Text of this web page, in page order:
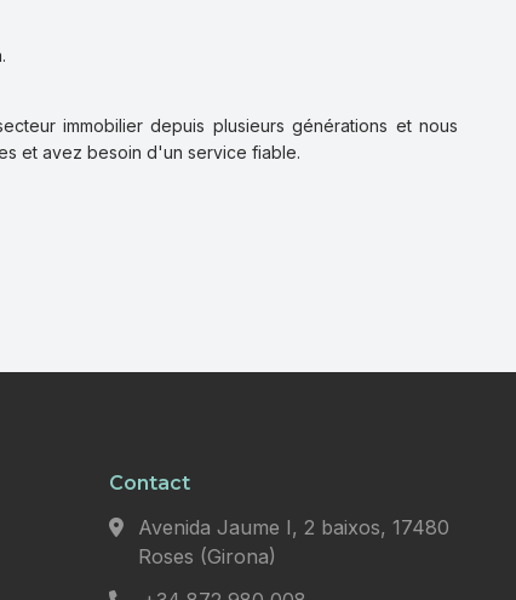
immobilier depuis plusieurs générations et nous
et avez besoin d'un service fiable.
Contact
Avenida Jaume I, 2 baixos, 17480
Roses (Girona)